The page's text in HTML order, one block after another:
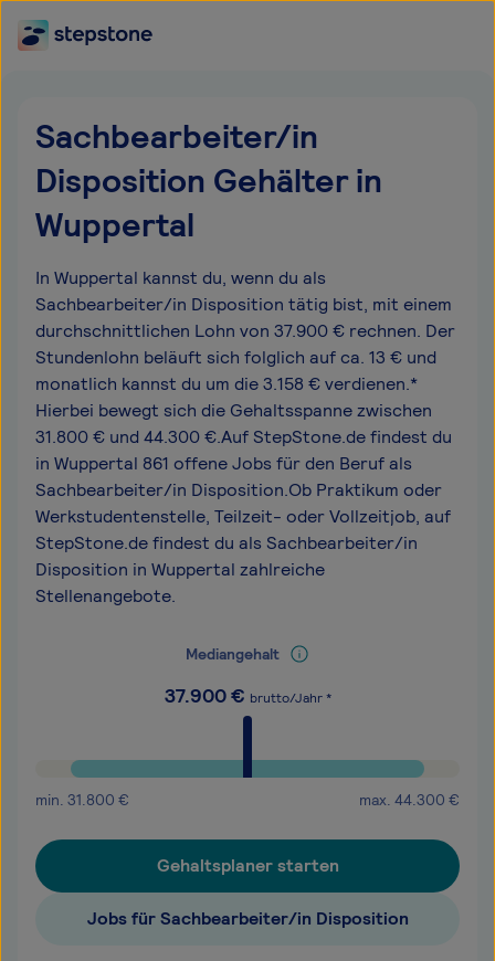
Sachbearbeiter/in
Disposition Gehälter in
Wuppertal
In Wuppertal kannst du, wenn du als
Sachbearbeiter/in Disposition tätig bist, mit einem
durchschnittlichen Lohn von 37.900 € rechnen. Der
Stundenlohn beläuft sich folglich auf ca. 13 € und
monatlich kannst du um die 3.158 € verdienen.*
Hierbei bewegt sich die Gehaltsspanne zwischen
31.800 € und 44.300 €.Auf StepStone.de findest du
in Wuppertal 861 offene Jobs für den Beruf als
Sachbearbeiter/in Disposition.Ob Praktikum oder
Werkstudentenstelle, Teilzeit- oder Vollzeitjob, auf
StepStone.de findest du als Sachbearbeiter/in
Disposition in Wuppertal zahlreiche
Stellenangebote.
Mediangehalt
37.900€ brutto/Jahr *
min. 31.800 € max. 44.300 €
Gehaltsplaner starten
Jobs für Sachbearbeiter/in Disposition